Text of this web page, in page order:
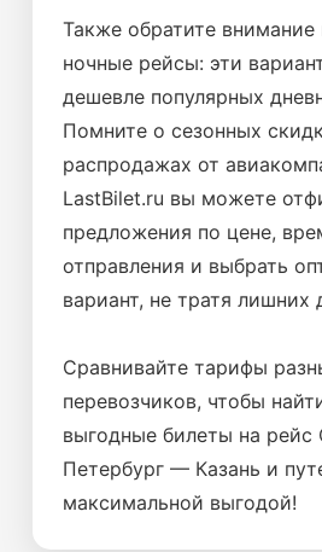
Также обратите внимание
ночные рейсы: эти
дешевле популярных
Помните о сезонных
распродажах от
LastBilet.ru вы можете
предложения по цене,
отправления и выбрать
вариант, не тратя лишних
Сравнивайте тарифы
перевозчиков, чтобы
выгодные билеты на рейс
Петербург — Казань и
максимальной выгодой!